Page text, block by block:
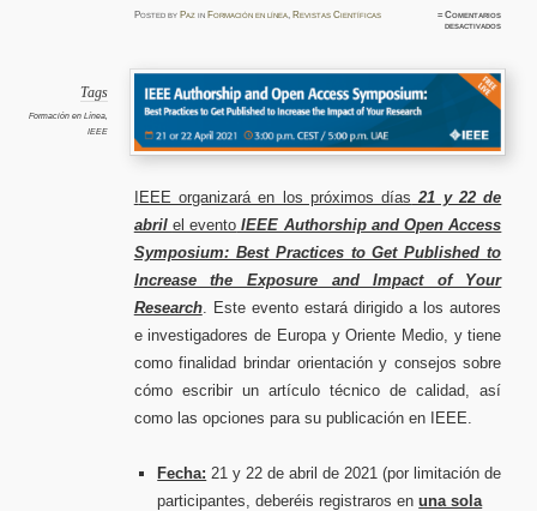
PostedbyPaz inFormación en línea ,Revistas Científicas ≈Comentarios
desactivadosen
un
artículo
calidad
publicar
Tags
Formación en Línea,
IEEE
EEE organizará en los próximos días 21 y 22 de
abril el evento IEEE Authorship and Open Access
Symposium: Best Practices to Get Published to
Increase the Exposure and Impact of Your
Research. Este evento estará dirigido a los autores
e investigadores de Europa y Oriente Medio, y tiene
como finalidad brindar orientación y consejos sobre
cómo escribir un artículo técnico de calidad, así
como las opciones para su publicación en IEEE.
Fecha: 21 y 22 de abril de 2021 (por limitación de
participantes, deberéis registraros enuna sola